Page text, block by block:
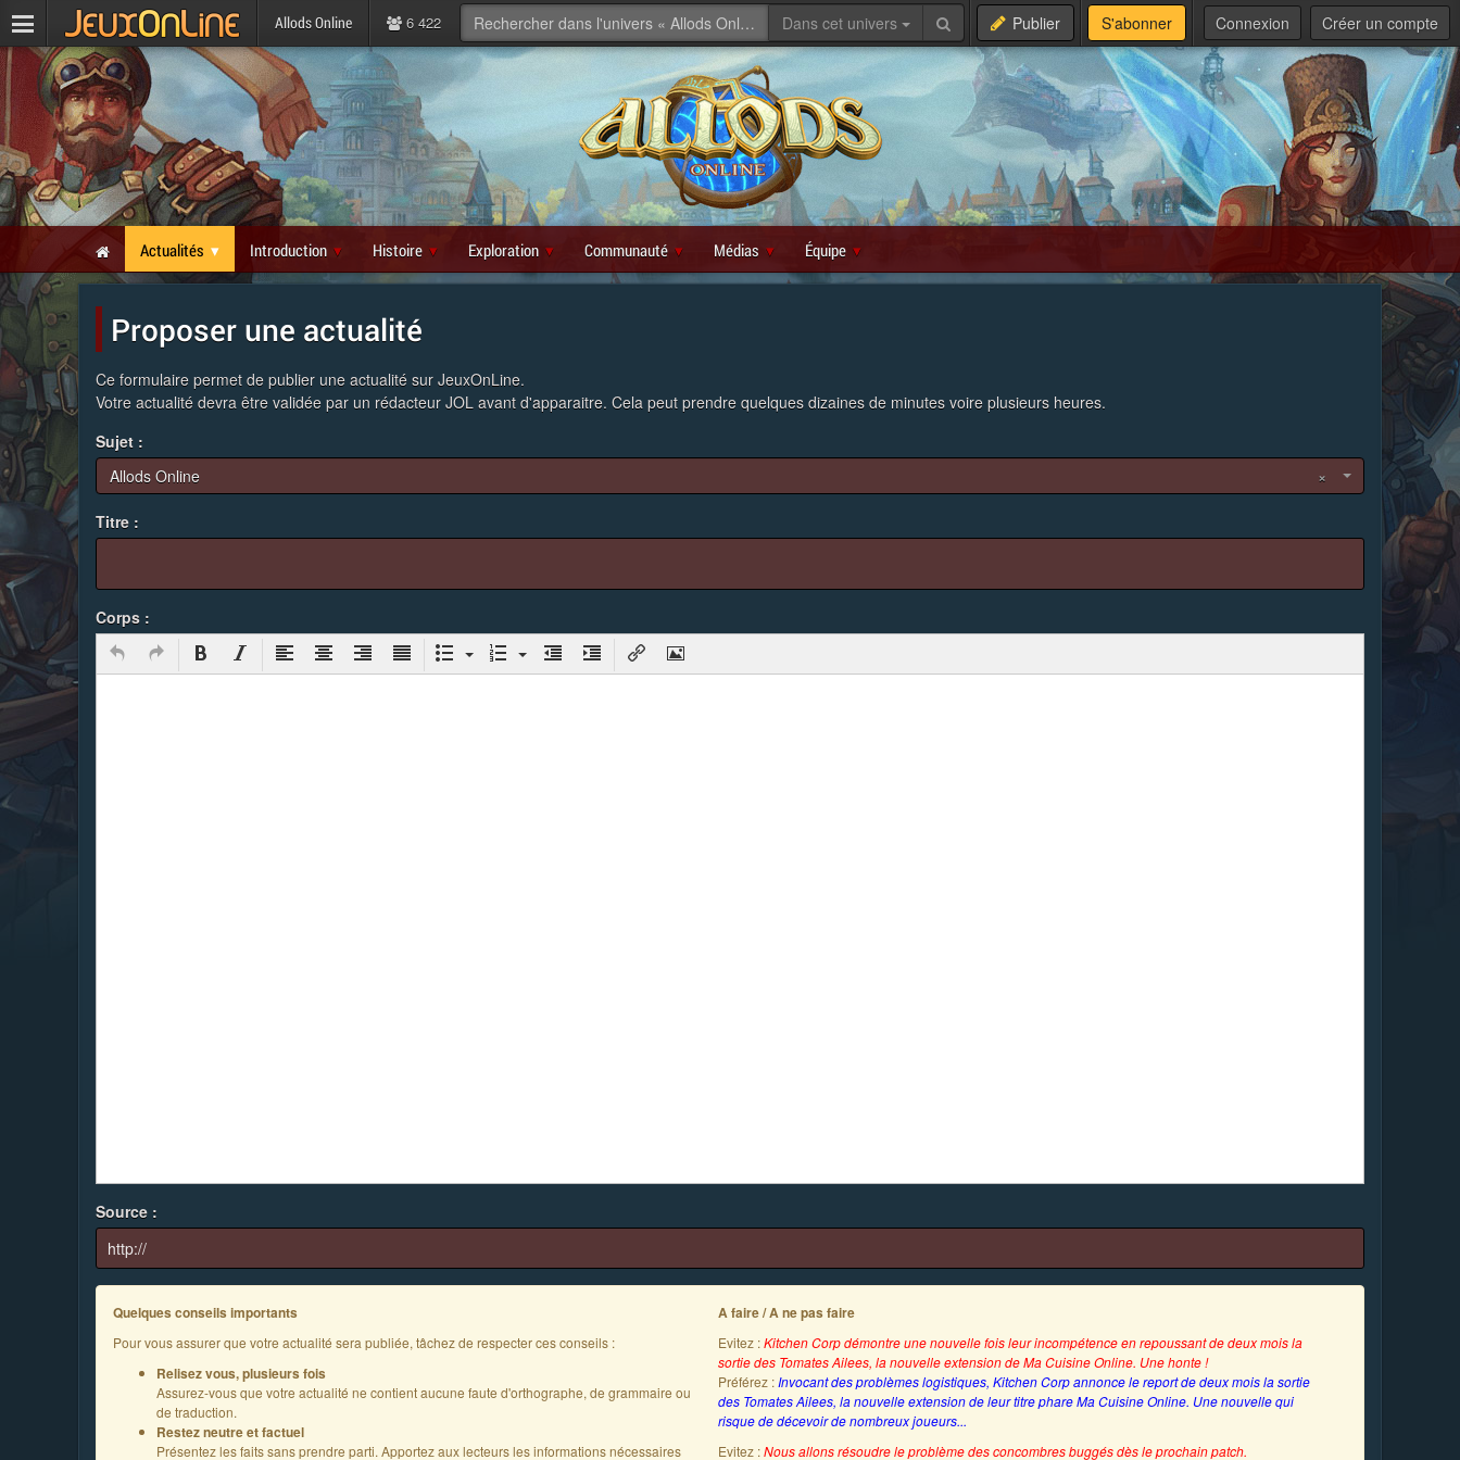
Allods Online 6 422 Dans cet univers Publier S'abonner Connexion Créer un compte
Actualités Introduction Histoire Exploration Communauté Médias Équipe
Proposer une actualité
Ce formulaire permet de publier une actualité sur JeuxOnLine.
Votre actualité devra être validée par un rédacteur JOL avant d'apparaitre. Cela peut prendre quelques dizaines de minutes voire plusieurs heures.
Sujet :
×
Allods Online
Titre :
Corps :
Source :
Quelques conseils importants
Pour vous assurer que votre actualité sera publiée, tâchez de respecter ces conseils :
Relisez vous, plusieurs fois
Assurez-vous que votre actualité ne contient aucune faute d'orthographe, de grammaire ou
de traduction.
Restez neutre et factuel
Présentez les faits sans prendre parti. Apportez aux lecteurs les informations nécessaires
A faire / A ne pas faire
Evitez :Kitchen Corp démontre une nouvelle fois leur incompétence en repoussant de deux mois la
sortie des Tomates Ailees, la nouvelle extension de Ma Cuisine Online. Une honte !
Préférez :Invocant des problèmes logistiques, Kitchen Corp annonce le report de deux mois la sortie
des Tomates Ailees, la nouvelle extension de leur titre phare Ma Cuisine Online. Une nouvelle qui
risque de décevoir de nombreux joueurs...
Evitez :Nous allons résoudre le problème des concombres buggés dès le prochain patch.